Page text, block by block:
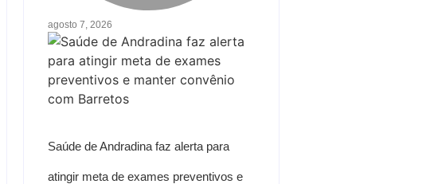
agosto 7, 2026
Saúde de Andradina faz alerta para
atingir meta de exames preventivos e